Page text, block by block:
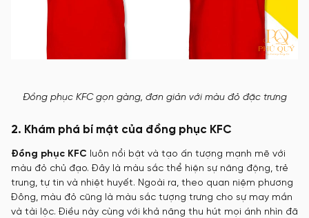
Đồng phục KFC gọn gàng, đơn giản với màu đỏ đặc trưng
2. Khám phá bí mật của đồng phục KFC
Đồng phục KFC luôn nổi bật và tạo ấn tượng mạnh mẽ với
màu đỏ chủ đạo. Đây là màu sắc thể hiện sự năng động, trẻ
trung, tự tin và nhiệt huyết. Ngoài ra, theo quan niệm phương
Đông, màu đỏ cũng là màu sắc tượng trưng cho sự may mắn
và tài lộc. Điều này cùng với khả năng thu hút mọi ánh nhìn đã